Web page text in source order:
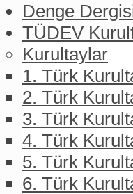
Denge
TÜDEV
Kurultaylar
1. Türk
2. Türk
3. Türk
4. Türk
5. Türk
6. Türk